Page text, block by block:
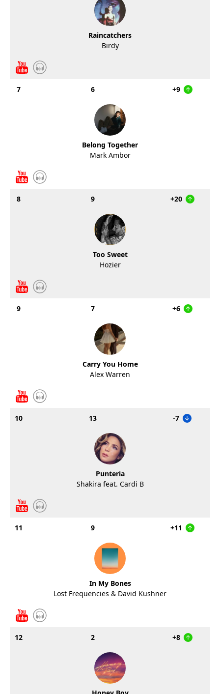
Raincatchers
Birdy
7 6 +9
Belong Together
Mark Ambor
8 9 +20
Too Sweet
Hozier
9 7 +6
Carry You Home
Alex Warren
10 13 -7
Punteria
Shakira feat. Cardi B
11 9 +11
In My Bones
Lost Frequencies & David Kushner
12 2 +8